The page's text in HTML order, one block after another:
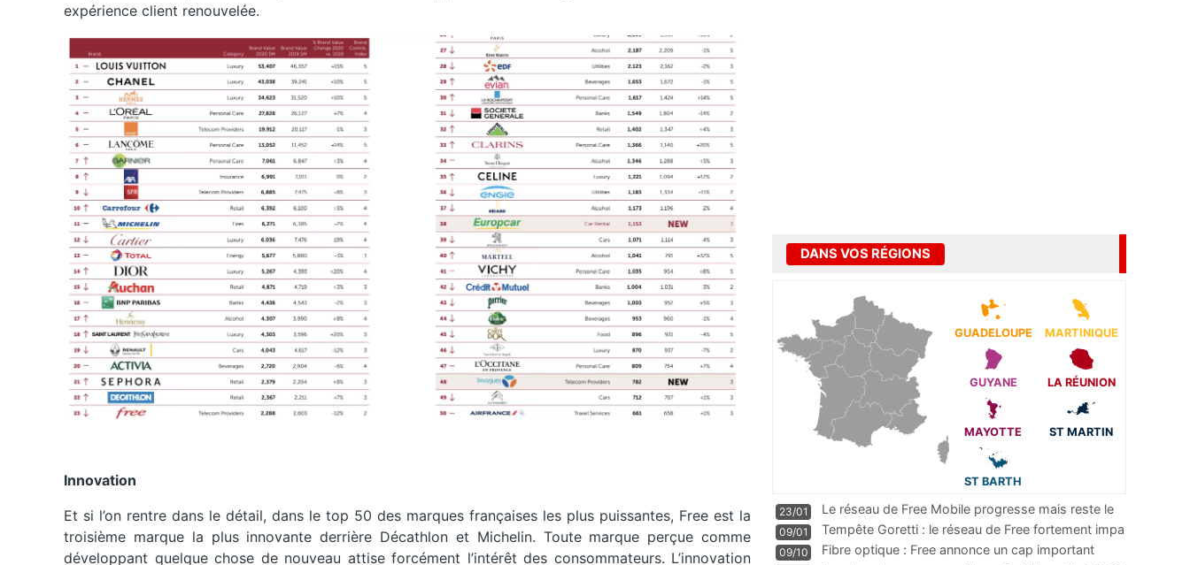
expérience client renouvelée.
Innovation
Et si l’on rentre dans le détail, dans le top 50 des marques françaises les plus puissantes, Free est la
troisième marque la plus innovante derrière Décathlon et Michelin. Toute marque perçue comme
développant quelque chose de nouveau attise forcément l’intérêt des consommateurs. L’innovation
DANS VOS RÉGIONS
GUADELOUPE MARTINIQUE
GUYANE LA RÉUNION
MAYOTTE ST MARTIN
ST BARTH
23/01
Le réseau de Free Mobile progresse mais reste le
m
...
09/01
Tempête Goretti : le réseau de Free fortement impa
09/10
Fibre optique : Free annonce un cap important